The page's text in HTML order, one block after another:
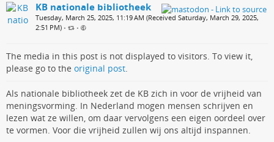
KB nationale bibliotheek
Tuesday, March 25, 2025, 11:19 AM (Received Saturday, March 29, 2025,
2:51 PM) • •
The media in this post is not displayed to visitors. To view it,
please go to the original post.
Als nationale bibliotheek zet de KB zich in voor de vrijheid van
meningsvorming. In Nederland mogen mensen schrijven en
lezen wat ze willen, om daar vervolgens een eigen oordeel over
te vormen. Voor die vrijheid zullen wij ons altijd inspannen.